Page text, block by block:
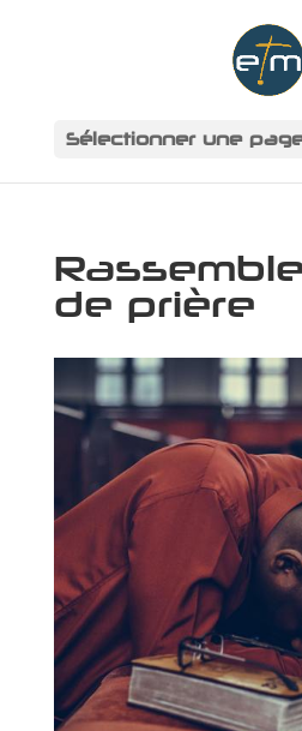
Sélectionner une
de prière